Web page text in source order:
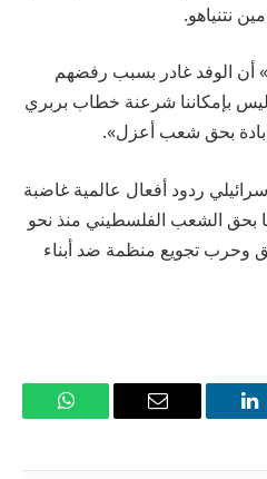
نتنياهو.
أن الوفد غادر بسبب رفضهم
بإمكاننا شرعنة خطاب بربري
بحق شعب أعزل».
ردود أفعال عالمية غاضبة
بحق الشعب الفلسطيني منذ نحو
وحرب تجويع منظمة ضد أبناء
لينكدإن
البريد
واتساب